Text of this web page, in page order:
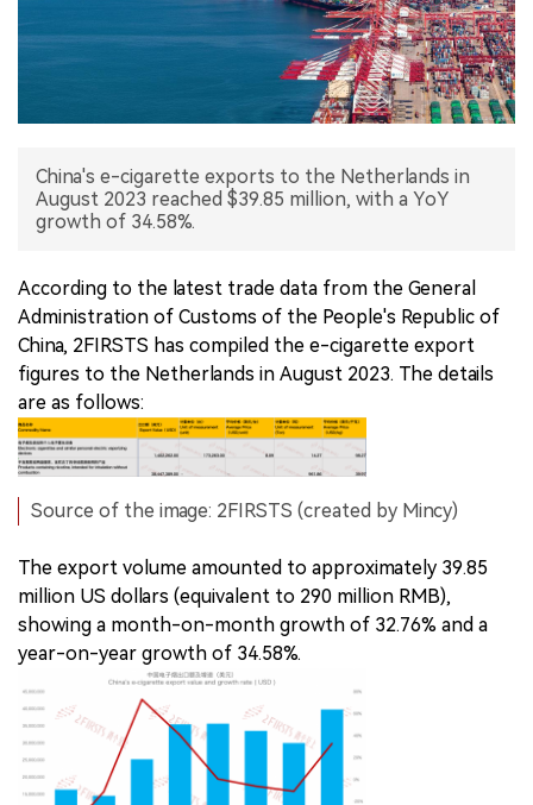
ENTREVISTA
China's e-cigarette exports to the Netherlands in
August 2023 reached $39.85 million, with a YoY
growth of 34.58%.
According to the latest trade data from the General
Administration of Customs of the People's Republic of
China, 2FIRSTS has compiled the e-cigarette export
figures to the Netherlands in August 2023. The details
are as follows:
Source of the image: 2FIRSTS (created by Mincy)
The export volume amounted to approximately 39.85
million US dollars (equivalent to 290 million RMB),
showing a month-on-month growth of 32.76% and a
year-on-year growth of 34.58%.